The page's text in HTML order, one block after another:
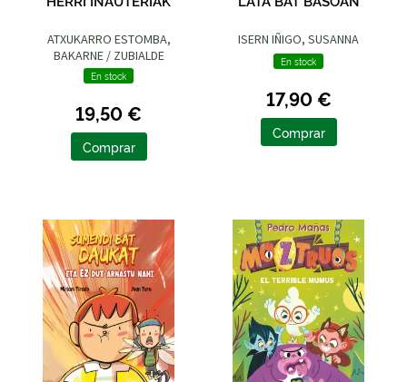
ATXUKARRO ESTOMBA,
BAKARNE / ZUBIALDE
GRAJIRENA, IZASKUN
En stock
19,50 €
Comprar
ISERN IÑIGO, SUSANNA
En stock
17,90 €
Comprar